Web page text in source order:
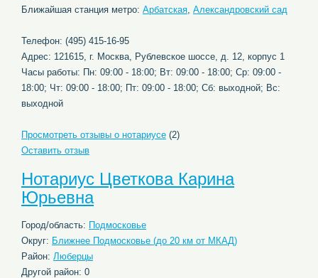
Ближайшая станция метро: Арбатская, Александровский сад
Телефон: (495) 415-16-95
Адрес: 121615, г. Москва, Рублевское шоссе, д. 12, корпус 1
Часы работы: Пн: 09:00 - 18:00; Вт: 09:00 - 18:00; Ср: 09:00 -
18:00; Чт: 09:00 - 18:00; Пт: 09:00 - 18:00; Сб: выходной; Вс:
выходной
Просмотреть отзывы о нотариусе (2)
Оставить отзыв
Нотариус Цветкова Карина
Юрьевна
Город/область: Подмосковье
Округ: Ближнее Подмосковье (до 20 км от МКАД)
Район: Люберцы
Другой район: 0